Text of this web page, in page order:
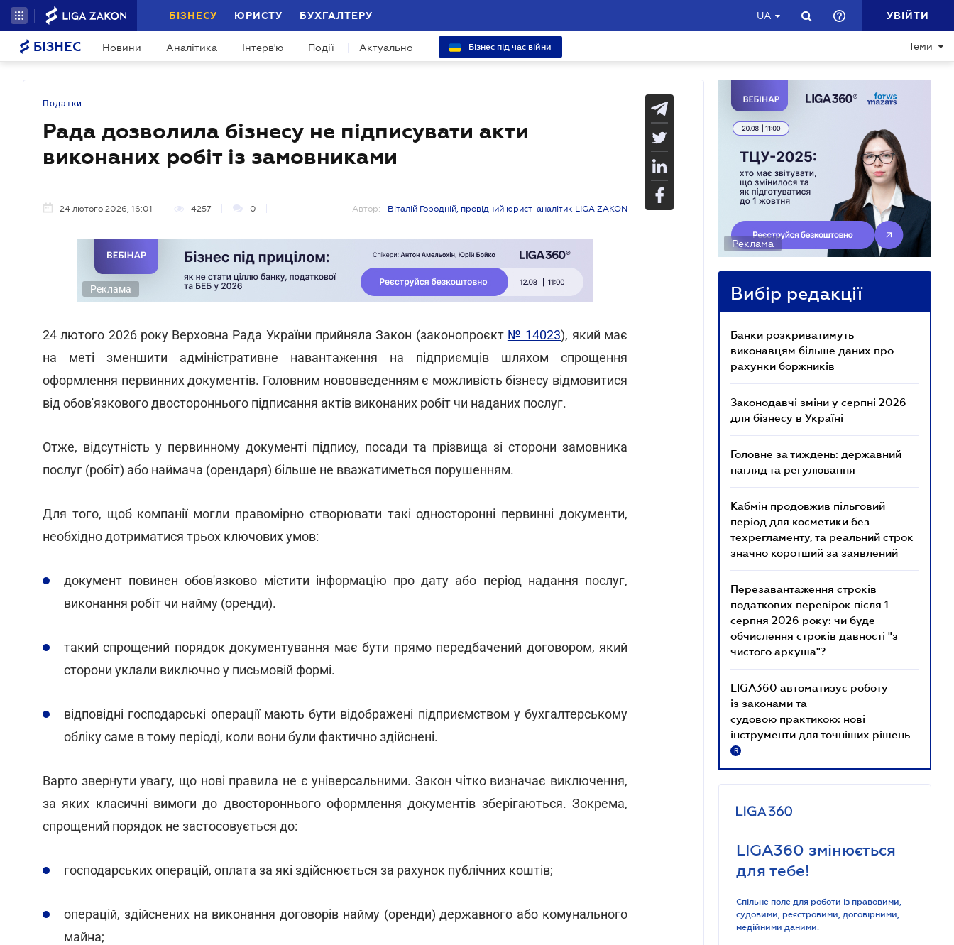
БІЗНЕСУ ЮРИСТУ БУХГАЛТЕРУ UA УВІЙТИ
БІЗНЕС Новини Аналітика Інтерв'ю Події Актуально Бізнес під час війни Теми
Податки
Рада дозволила бізнесу не підписувати акти
виконаних робіт із замовниками
24 лютого 2026, 16:01 4257 0 Автор: Віталій Городній, провідний юрист-аналітик LIGA ZAKON
Реклама
24 лютого 2026 року Верховна Рада України прийняла Закон (законопроєкт № 14023), який має
на меті зменшити адміністративне навантаження на підприємців шляхом спрощення
оформлення первинних документів. Головним нововведенням є можливість бізнесу відмовитися
від обов'язкового двостороннього підписання актів виконаних робіт чи наданих послуг.
Отже, відсутність у первинному документі підпису, посади та прізвища зі сторони замовника
послуг (робіт) або наймача (орендаря) більше не вважатиметься порушенням.
Для того, щоб компанії могли правомірно створювати такі односторонні первинні документи,
необхідно дотриматися трьох ключових умов:
документ повинен обов'язково містити інформацію про дату або період надання послуг,
виконання робіт чи найму (оренди).
такий спрощений порядок документування має бути прямо передбачений договором, який
сторони уклали виключно у письмовій формі.
відповідні господарські операції мають бути відображені підприємством у бухгалтерському
обліку саме в тому періоді, коли вони були фактично здійснені.
Варто звернути увагу, що нові правила не є універсальними. Закон чітко визначає виключення,
за яких класичні вимоги до двостороннього оформлення документів зберігаються. Зокрема,
спрощений порядок не застосовується до:
господарських операцій, оплата за які здійснюється за рахунок публічних коштів;
операцій, здійснених на виконання договорів найму (оренди) державного або комунального
майна;
Реклама
Вибір редакції
Банки розкриватимуть
виконавцям більше даних про
рахунки боржників
Законодавчі зміни у серпні 2026
для бізнесу в Україні
Головне за тиждень: державний
нагляд та регулювання
Кабмін продовжив пільговий
період для косметики без
техрегламенту, та реальний строк
значно коротший за заявлений
Перезавантаження строків
податкових перевірок після 1
серпня 2026 року: чи буде
обчислення строків давності "з
чистого аркуша"?
LIGA360 автоматизує роботу
із законами та
судовою практикою: нові
інструменти для точніших рішень
R
LIGA360 змінюється
для тебе!
Спільне поле для роботи із правовими,
судовими, реєстровими, договірними,
медійними даними.